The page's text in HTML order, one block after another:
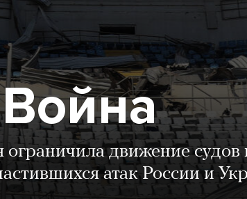
Война
ограничила движение
атак России и